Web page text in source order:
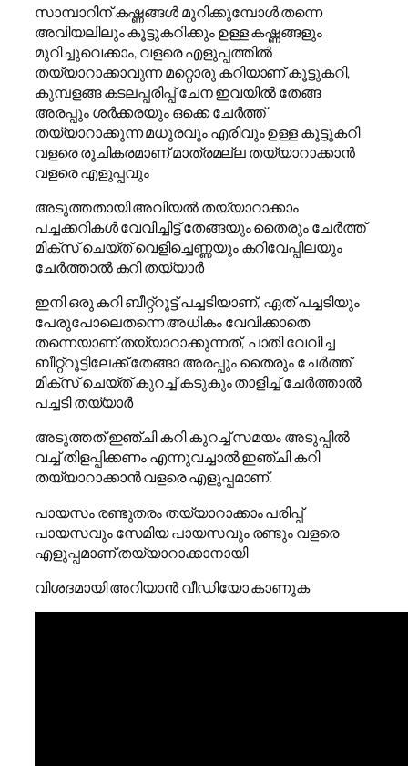
സാമ്പാറിന് കഷ്ണങ്ങൾ മുറിക്കുമ്പോൾ തന്നെ
അവിയലിലും കൂട്ടുകറിക്കും ഉള്ള കഷ്ണങ്ങളും
മുറിച്ചുവെക്കാം, വളരെ എളുപ്പത്തിൽ
തയ്യാറാക്കാവുന്ന മറ്റൊരു കറിയാണ് കൂട്ടുകറി,
കുമ്പളങ്ങ കടലപ്പരിപ്പ് ചേന ഇവയിൽ തേങ്ങ
അരപ്പും ശർക്കരയും ഒക്കെ ചേർത്ത്
തയ്യാറാക്കുന്ന മധുരവും എരിവും ഉള്ള കൂട്ടുകറി
വളരെ രുചികരമാണ് മാത്രമല്ല തയ്യാറാക്കാൻ
വളരെ എളുപ്പവും
അടുത്തതായി അവിയൽ തയ്യാറാക്കാം
പച്ചക്കറികൾ വേവിച്ചിട്ട് തേങ്ങയും തൈരും ചേർത്ത്
മിക്സ് ചെയ്ത് വെളിച്ചെണ്ണയും കറിവേപ്പിലയും
ചേർത്താൽ കറി തയ്യാർ
ഇനി ഒരു കറി ബീറ്റ്റൂട്ട് പച്ചടിയാണ്, ഏത് പച്ചടിയും
പേരുപോലെതന്നെ അധികം വേവിക്കാതെ
തന്നെയാണ് തയ്യാറാക്കുന്നത്, പാതി വേവിച്ച
ബീറ്റ്റൂട്ടിലേക്ക് തേങ്ങാ അരപ്പും തൈരും ചേർത്ത്
മിക്സ് ചെയ്ത് കുറച്ച് കടുകും താളിച്ച് ചേർത്താൽ
പച്ചടി തയ്യാർ
അടുത്തത് ഇഞ്ചി കറി കുറച്ച് സമയം അടുപ്പിൽ
വച്ച് തിളപ്പിക്കണം എന്നുവച്ചാൽ ഇഞ്ചി കറി
തയ്യാറാക്കാൻ വളരെ എളുപ്പമാണ്.
പായസം രണ്ടുതരം തയ്യാറാക്കാം പരിപ്പ്
പായസവും സേമിയ പായസവും രണ്ടും വളരെ
എളുപ്പമാണ് തയ്യാറാക്കാനായി
വിശദമായി അറിയാൻ വീഡിയോ കാണുക